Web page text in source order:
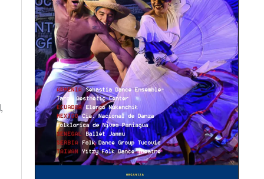
,